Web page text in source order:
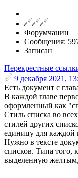
Форумчанин
Сообщения:
Записан
Перекрестные
9 декабря 2021,
Есть документ с
В каждой главе
оформленный как
Стиль списка во
стилей других
единицу для каждой
Нужно в тексте
списков. Типа того,
выделенную